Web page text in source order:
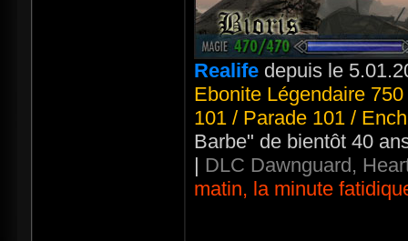
Realife depuis le
Ebonite Légendaire
101 / Parade 101 /
Barbe" de bientôt 40
| DLC Dawnguard,
matin, la minute